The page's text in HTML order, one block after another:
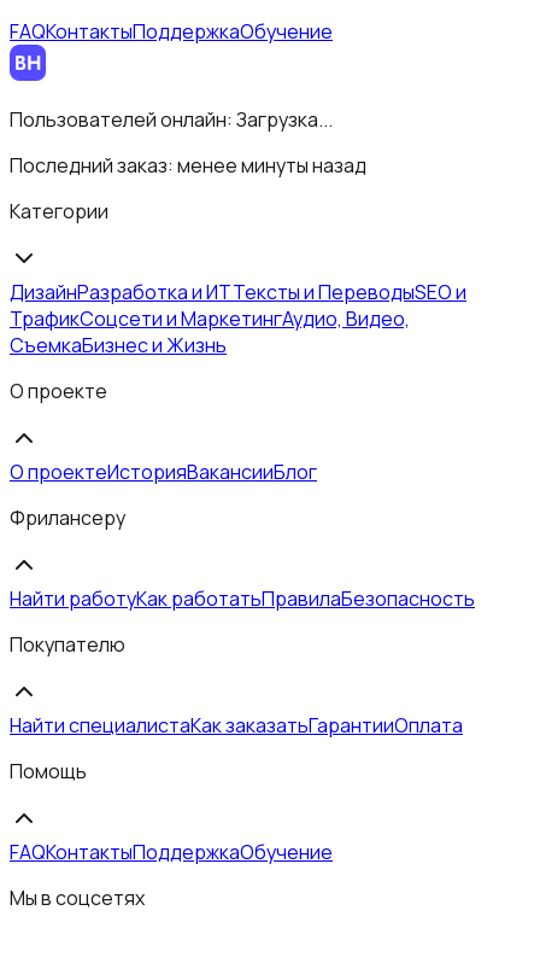
FAQКонтактыПоддержкаОбучение
Пользователей онлайн: Загрузка...
Последний заказ: менее минуты назад
Категории
ДизайнРазработка и ИТТексты и ПереводыSEO и
ТрафикСоцсети и МаркетингАудио, Видео,
СъемкаБизнес и Жизнь
О проекте
О проектеИсторияВакансииБлог
Фрилансеру
Найти работуКак работатьПравилаБезопасность
Покупателю
Найти специалистаКак заказатьГарантииОплата
Помощь
FAQКонтактыПоддержкаОбучение
Мы в соцсетях